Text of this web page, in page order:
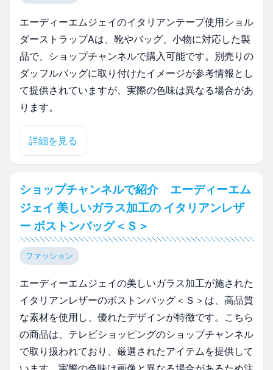
エーディーエムジェイのイタリアンテープ使用ショル
ダーストラップAは、靴やバッグ、小物に対応した製
品で、ショップチャンネルで購入可能です。別売りの
ダッフルバッグに取り付けたイメージが参考情報とし
て提供されていますが、実際の色味は異なる場合があ
ります。
詳細を見る
ショップチャンネルで紹介 エーディーエム
ジェイ 美しいガラス加工の イタリアンレザ
ー ボストンバッグ＜Ｓ＞
ファッション
エーディーエムジェイの美しいガラス加工が施された
イタリアンレザーのボストンバッグ＜Ｓ＞は、高品質
な素材を使用し、優れたデザインが特徴です。こちら
の商品は、テレビショッピングのショップチャンネル
で取り扱われており、厳選されたアイテムを提供して